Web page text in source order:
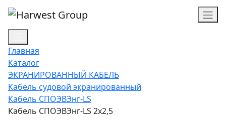
Главная
Каталог
ЭКРАНИРОВАННЫЙ КАБЕЛЬ
Кабель судовой экранированный
Кабель СПОЭВЭнг-LS
Кабель СПОЭВЭнг-LS 2х2,5